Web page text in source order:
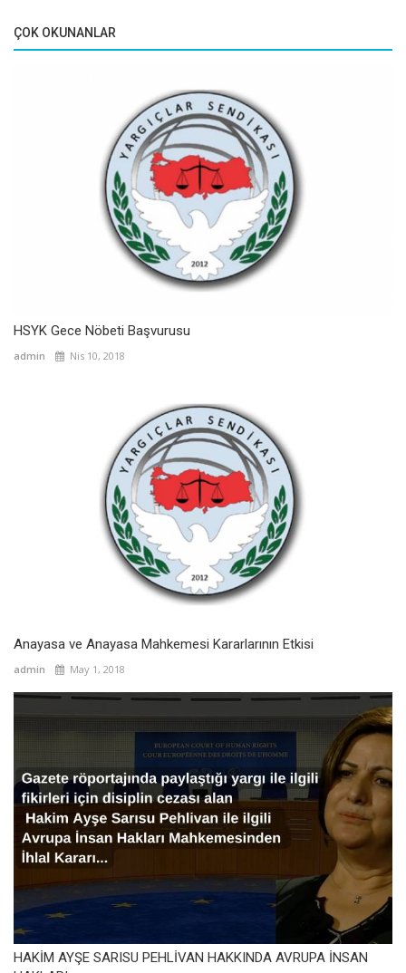
ÇOK OKUNANLAR
HSYK Gece Nöbeti Başvurusu
admin Nis 10, 2018
Anayasa ve Anayasa Mahkemesi Kararlarının Etkisi
admin May 1, 2018
HAKİM AYŞE SARISU PEHLİVAN HAKKINDA AVRUPA İNSAN